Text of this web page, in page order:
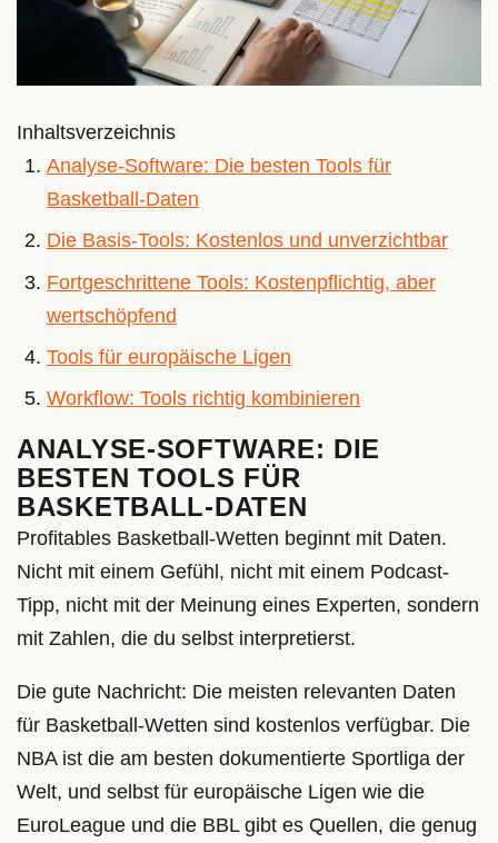
Inhaltsverzeichnis
Analyse-Software: Die besten Tools für
Basketball-Daten
Die Basis-Tools: Kostenlos und unverzichtbar
Fortgeschrittene Tools: Kostenpflichtig, aber
wertschöpfend
Tools für europäische Ligen
Workflow: Tools richtig kombinieren
ANALYSE-SOFTWARE: DIE
BESTEN TOOLS FÜR
BASKETBALL-DATEN
Profitables Basketball-Wetten beginnt mit Daten.
Nicht mit einem Gefühl, nicht mit einem Podcast-
Tipp, nicht mit der Meinung eines Experten, sondern
mit Zahlen, die du selbst interpretierst.
Die gute Nachricht: Die meisten relevanten Daten
für Basketball-Wetten sind kostenlos verfügbar. Die
NBA ist die am besten dokumentierte Sportliga der
Welt, und selbst für europäische Ligen wie die
EuroLeague und die BBL gibt es Quellen, die genug